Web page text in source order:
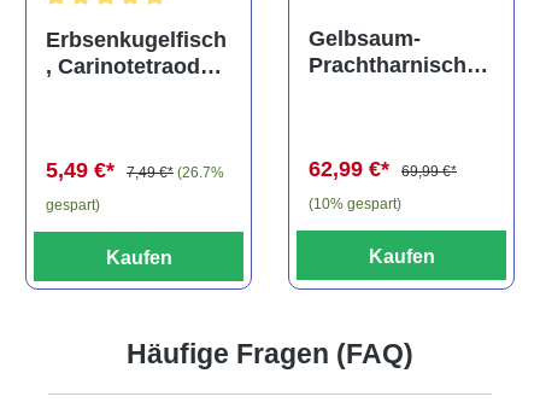
Durchschnittliche Bewertung von 5 von 5 Sternen
Erbsenkugelfisch
, Carinotetraodon
5,49 €* 7,49 €* (26.7%
gespart)
Kaufen
Gelbsaum-
Prachtharnischw
62,99 €*
69,99 €*
(10% gespart)
Kaufen
Häufige Fragen (FAQ)